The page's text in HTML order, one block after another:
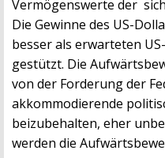
Vermögenswerte der
Die Gewinne des US-
besser als erwarteten
gestützt. Die
von der Forderung der
akkommodierende
beizubehalten, eher
werden die